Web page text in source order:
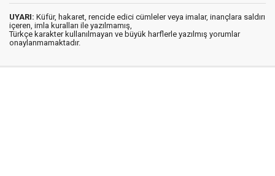
UYARI: Küfür, hakaret, rencide edici cümleler veya imalar, inançlara saldırı
içeren, imla kuralları ile yazılmamış,
Türkçe karakter kullanılmayan ve büyük harflerle yazılmış yorumlar
onaylanmamaktadır.